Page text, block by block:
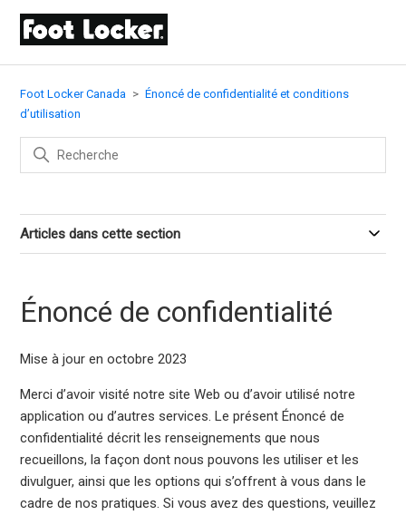
Foot Locker Canada
Énoncé de confidentialité et conditions
d’utilisation
Articles dans cette section
Énoncé de confidentialité
Mise à jour en octobre 2023
Merci d’avoir visité notre site Web ou d’avoir utilisé notre
application ou d’autres services. Le présent Énoncé de
confidentialité décrit les renseignements que nous
recueillons, la façon dont nous pouvons les utiliser et les
divulguer, ainsi que les options qui s’offrent à vous dans le
cadre de nos pratiques. Si vous avez des questions, veuillez